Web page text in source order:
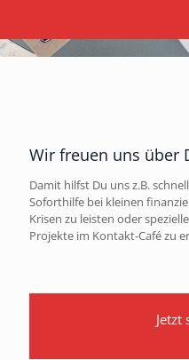
Wir freuen uns über
Damit hilfst Du uns z.B.
Soforthilfe bei kleinen
Krisen zu leisten oder
Projekte im Kontakt-Café zu
Jetzt